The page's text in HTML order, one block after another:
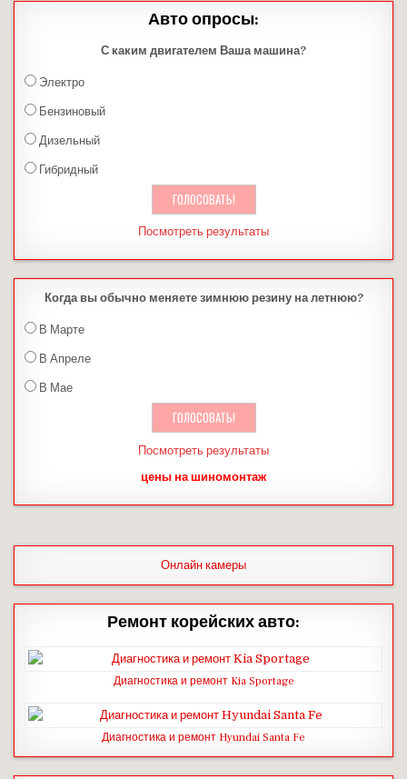
Авто опросы:
С каким двигателем Ваша машина?
Электро
Бензиновый
Дизельный
Гибридный
Посмотреть результаты
Когда вы обычно меняете зимнюю резину на летнюю?
В Марте
В Апреле
В Мае
Посмотреть результаты
цены на шиномонтаж
Онлайн камеры
Ремонт корейских авто:
Диагностика и ремонт Kia Sportage
Диагностика и ремонт Hyundai Santa Fe